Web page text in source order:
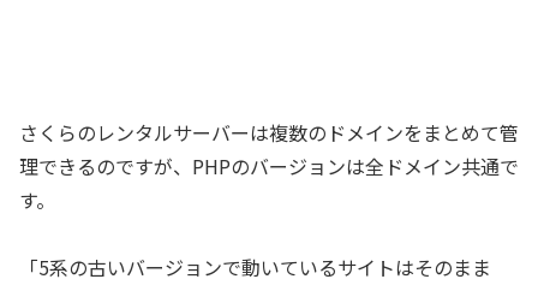
さくらのレンタルサーバーは複数のドメインをまとめて管
理できるのですが、PHPのバージョンは全ドメイン共通で
す。
「5系の古いバージョンで動いているサイトはそのまま